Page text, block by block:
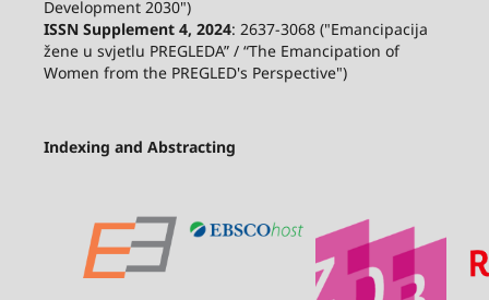
Development 2030")
ISSN Supplement 4, 2024: 2637-3068 ("Emancipacija
žene u svjetlu PREGLEDA” / “The Emancipation of
Women from the PREGLED's Perspective")
Indexing and Abstracting